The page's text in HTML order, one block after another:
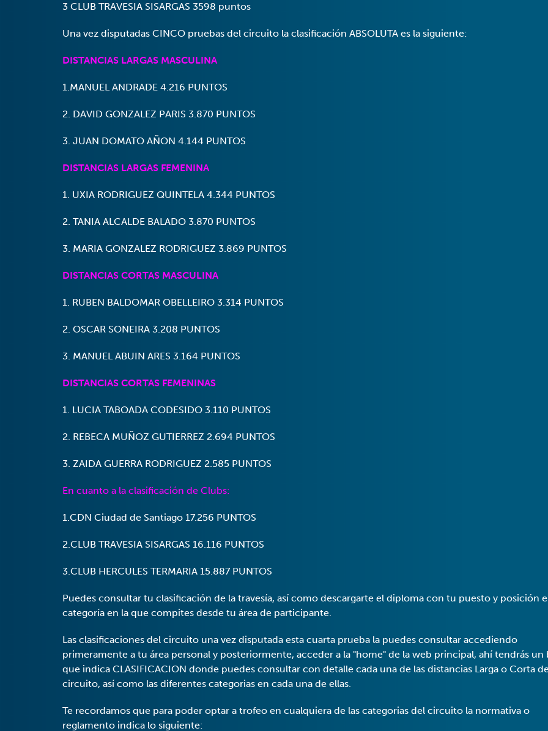
3 CLUB TRAVESIA SISARGAS 3598 puntos
Una vez disputadas CINCO pruebas del circuito la clasificación ABSOLUTA es la siguiente:
DISTANCIAS LARGAS MASCULINA
1.MANUEL ANDRADE 4.216 PUNTOS
2. DAVID GONZALEZ PARIS 3.870 PUNTOS
3. JUAN DOMATO AÑON 4.144 PUNTOS
DISTANCIAS LARGAS FEMENINA
1. UXIA RODRIGUEZ QUINTELA 4.344 PUNTOS
2. TANIA ALCALDE BALADO 3.870 PUNTOS
3. MARIA GONZALEZ RODRIGUEZ 3.869 PUNTOS
DISTANCIAS CORTAS MASCULINA
1. RUBEN BALDOMAR OBELLEIRO 3.314 PUNTOS
2. OSCAR SONEIRA 3.208 PUNTOS
3. MANUEL ABUIN ARES 3.164 PUNTOS
DISTANCIAS CORTAS FEMENINAS
1. LUCIA TABOADA CODESIDO 3.110 PUNTOS
2. REBECA MUÑOZ GUTIERREZ 2.694 PUNTOS
3. ZAIDA GUERRA RODRIGUEZ 2.585 PUNTOS
En cuanto a la clasificación de Clubs:
1.CDN Ciudad de Santiago 17.256 PUNTOS
2.CLUB TRAVESIA SISARGAS 16.116 PUNTOS
3.CLUB HERCULES TERMARIA 15.887 PUNTOS
Puedes consultar tu clasificación de la travesía, así como descargarte el diploma con tu puesto y posición
categoría en la que compites desde tu área de participante.
Las clasificaciones del circuito una vez disputada esta cuarta prueba la puedes consultar accediendo
primeramente a tu área personal y posteriormente, acceder a la "home" de la web principal, ahí tendrás
que indica CLASIFICACION donde puedes consultar con detalle cada una de las distancias Larga o Corta
circuito, así como las diferentes categorias en cada una de ellas.
Te recordamos que para poder optar a trofeo en cualquiera de las categorias del circuito la normativa o
reglamento indica lo siguiente: